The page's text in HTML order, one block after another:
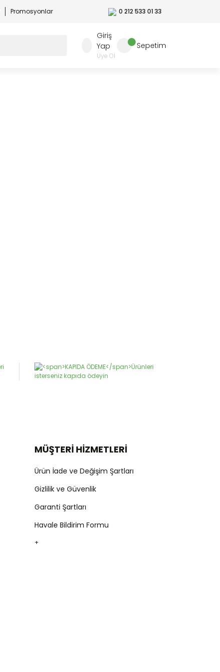
Promosyonlar 0 212 533 01 33
Giriş
Yap
Üye Ol
Sepetim
MÜŞTERİ HİZMETLERİ
Ürün İade ve Değişim Şartları
Gizlilik ve Güvenlik
Garanti Şartları
Havale Bildirim Formu
+